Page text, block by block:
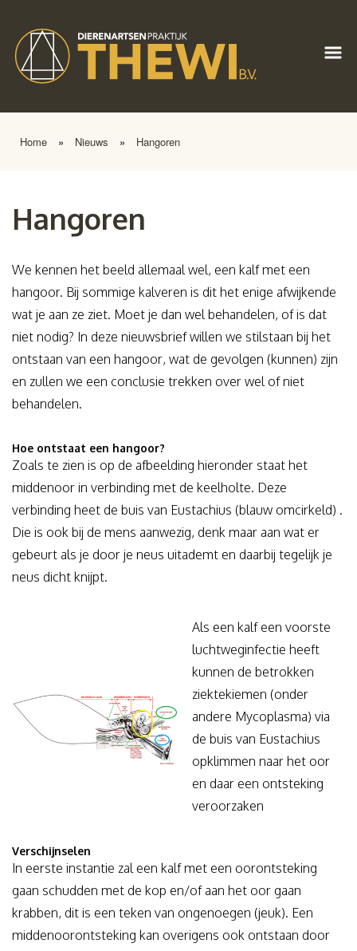
Home » Nieuws » Hangoren
Hangoren
We kennen het beeld allemaal wel, een kalf met een
hangoor. Bij sommige kalveren is dit het enige afwijkende
wat je aan ze ziet. Moet je dan wel behandelen, of is dat
niet nodig? In deze nieuwsbrief willen we stilstaan bij het
ontstaan van een hangoor, wat de gevolgen (kunnen) zijn
en zullen we een conclusie trekken over wel of niet
behandelen.
Hoe ontstaat een hangoor?
Zoals te zien is op de afbeelding hieronder staat het
middenoor in verbinding met de keelholte. Deze
verbinding heet de buis van Eustachius (blauw omcirkeld) .
Die is ook bij de mens aanwezig, denk maar aan wat er
gebeurt als je door je neus uitademt en daarbij tegelijk je
neus dicht knijpt.
Als een kalf een voorste
luchtweginfectie heeft
kunnen de betrokken
ziektekiemen (onder
andere Mycoplasma) via
de buis van Eustachius
opklimmen naar het oor
en daar een ontsteking
veroorzaken
Verschijnselen
In eerste instantie zal een kalf met een oorontsteking
gaan schudden met de kop en/of aan het oor gaan
krabben, dit is een teken van ongenoegen (jeuk). Een
middenoorontsteking kan overigens ook ontstaan door